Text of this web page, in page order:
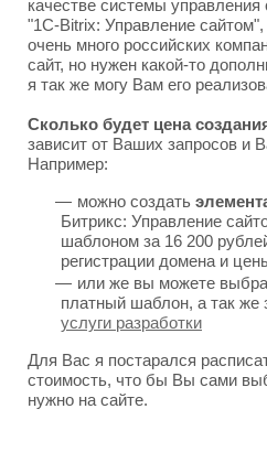
качестве системы
"1C-Bitrix: Управление
очень много российских
сайт, но нужен какой-то
я так же могу Вам его
Сколько будет цена
зависит от Ваших запросов и
Например:
можно создать
Битрикс: Управление
шаблоном за 16 200
регистрации домена и
или же вы можете
платный шаблон, а так же
услуги разработки
Для Вас я постарался
стоимость, что бы Вы сами
нужно на сайте.